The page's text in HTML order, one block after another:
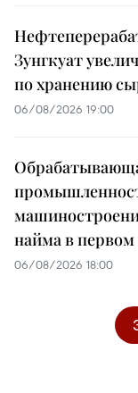
Зунгкуат
по хранению
06/08/2026 19:00
найма в первом
06/08/2026 18:00